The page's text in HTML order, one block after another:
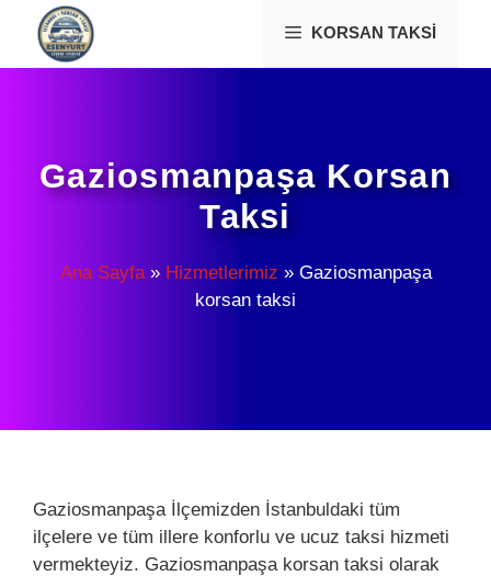
İçeriğe
KORSAN TAKSI
Gaziosmanpaşa Korsan
Taksi
Ana Sayfa» Hizmetlerimiz » Gaziosmanpaşa
korsan taksi
Gaziosmanpaşa İlçemizden İstanbuldaki tüm
ilçelere ve tüm illere konforlu ve ucuz taksi hizmeti
vermekteyiz. Gaziosmanpaşa korsan taksi olarak